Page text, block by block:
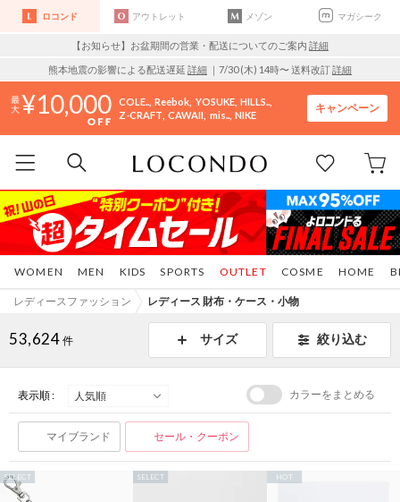
ロコンド アウトレット メゾン マガシーク
【お知らせ】お盆期間の営業・配送についてのご案内 詳細
熊本地震の影響による配送遅延 詳細 ｜7/30 (木) 14時〜 送料改訂詳細
10,000 COLE.. Reebok YOSUKE HILLS..
Z-CRAFT CAWAII mis.. NIKE
キャンペーン
WOMEN MEN KIDS SPORTS COSME HOME
OUTLET
レディースファッション レディース 財布・ケース・小物
53,624 件 サイズ 絞り込む
表示順 : カラーをまとめる
マイブランド セール・クーポン
SELECT SELECT HOT